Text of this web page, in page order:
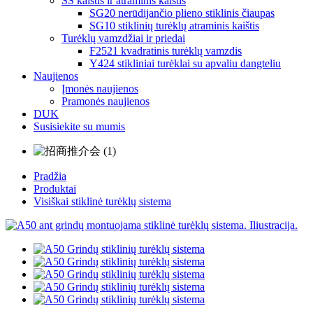
SG20 nerūdijančio plieno stiklinis čiaupas
SG10 stiklinių turėklų atraminis kaištis
Turėklų vamzdžiai ir priedai
F2521 kvadratinis turėklų vamzdis
Y424 stikliniai turėklai su apvaliu dangteliu
Naujienos
Įmonės naujienos
Pramonės naujienos
DUK
Susisiekite su mumis
Pradžia
Produktai
Visiškai stiklinė turėklų sistema